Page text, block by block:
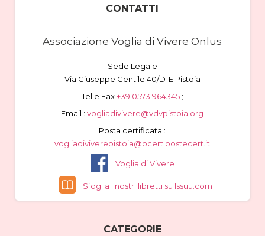
CONTATTI
Associazione Voglia di Vivere Onlus
Sede Legale
Via Giuseppe Gentile 40/D-E Pistoia
Tel e Fax+39 0573 964345 ;
Email : vogliadivivere@vdvpistoia.org
Posta certificata :
vogliadiviverepistoia@pcert.postecert.it
Voglia di Vivere
Sfoglia i nostri libretti su Issuu.com
CATEGORIE